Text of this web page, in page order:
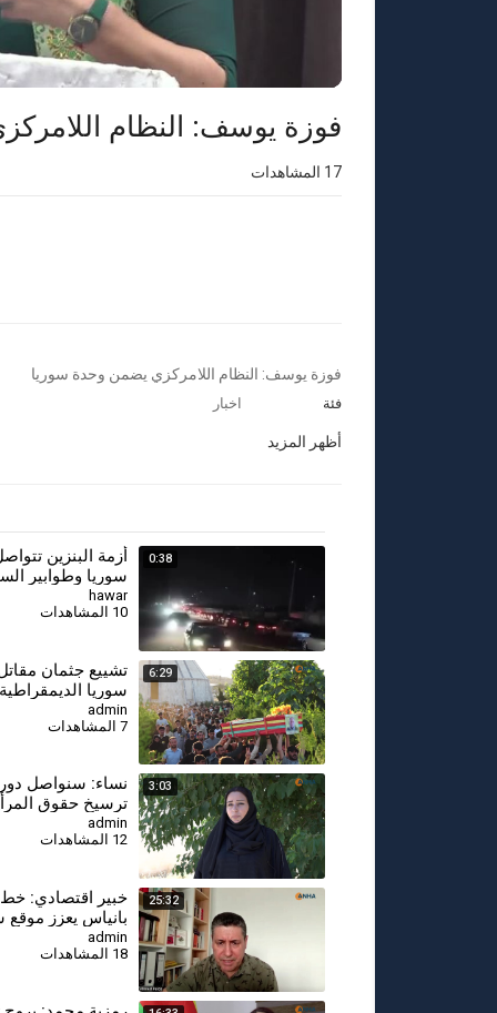
⁣فوزة يوسف: النظام
17 المشاهدات
⁣فوزة يوسف: النظام اللامركزي يضمن وحدة سوريا
فئة اخبار
أظهر المزيد
0:38
أزمة البنزين
سوريا وطوابير
أمام محطات الوقود
hawar
10 المشاهدات
6:29
⁣تشييع جثمان
سوريا
كوباني
admin
7 المشاهدات
3:03
⁣نساء: سنواصل
ترسيخ حقوق
سوريا الديمقراطية
admin
12 المشاهدات
25:32
⁣خبير اقتصادي:
بانياس يعزز موقع
والعراق ويقلص
admin
18 المشاهدات